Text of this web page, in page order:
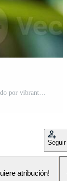
Seguir
atribución!